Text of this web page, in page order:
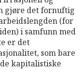
gjøre det fornuftig
(for
i samfunn med
er det
som bare
kapitalistiske